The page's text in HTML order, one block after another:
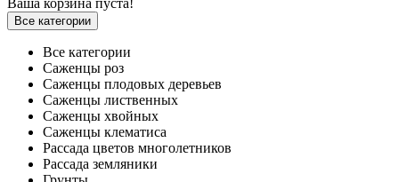
Ваша корзина пуста!
Все категории
Все категории
Саженцы роз
Саженцы плодовых деревьев
Саженцы лиственных
Саженцы хвойных
Саженцы клематиса
Рассада цветов многолетников
Рассада земляники